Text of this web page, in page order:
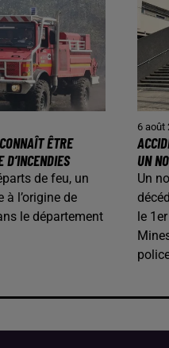
ÊTRE
D’INCENDIES
de feu, un
à l’origine de
le département
6 août
UN
Un
le